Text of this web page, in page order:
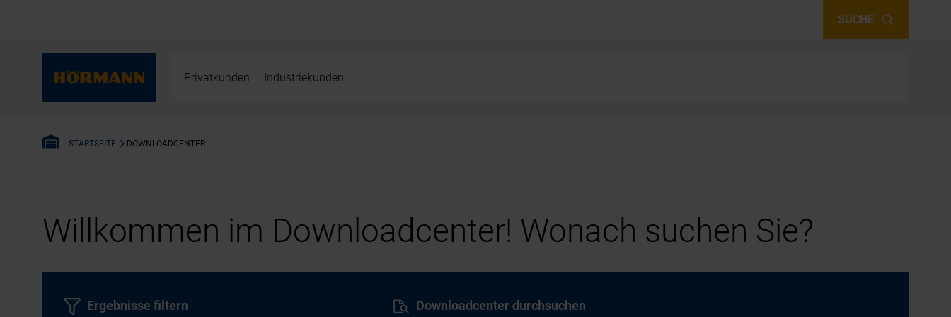
SUCHE
Privatkunden Industriekunden
STARTSEITE DOWNLOADCENTER
Willkommen im Downloadcenter! Wonach suchen Sie?
Downloadcenter durchsuchen
Ergebnisse filtern